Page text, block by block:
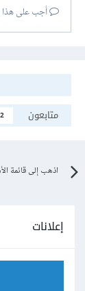
أجب على هذا
متابعون
2
اذهب إلى قائمة
إعلانات